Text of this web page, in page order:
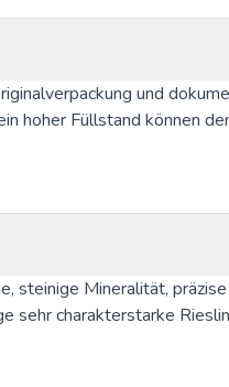
und
hoher Füllstand können
steinige Mineralität,
charakterstarke